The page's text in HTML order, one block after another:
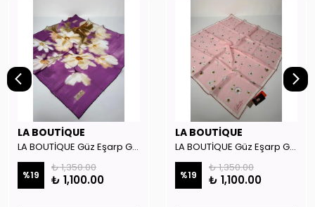
LA BOUTİQUE
LA BOUTİQUE Güz Eşarp GYSE262908
%19
₺ 1,350.00
₺ 1,100.00
LA BOUTİQUE
LA BOUTİQUE Güz Eşarp GYSE130804
%19
₺ 1,350.00
₺ 1,100.00